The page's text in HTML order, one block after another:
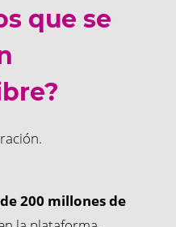
que se
200 millones de